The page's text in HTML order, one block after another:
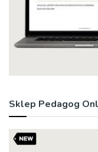
Sklep Pedagog